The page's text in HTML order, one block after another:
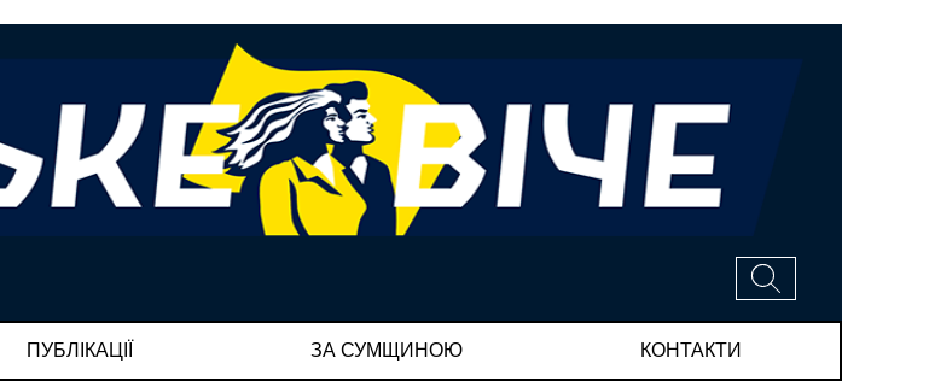
ПУБЛІКАЦІЇ ЗА СУМЩИНОЮ КОНТАКТИ